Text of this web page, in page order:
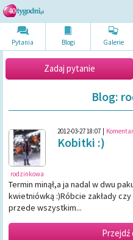
Pytania Blogi Galerie
Zadaj pytanie
Blog:
rodzinkowa
2012-03-27 18:07
Kobitki :)
Termin minął,a ja nadal w dwu
kwietniówką :)Róbcie zakłady
przede wszystkim...
Przejdź